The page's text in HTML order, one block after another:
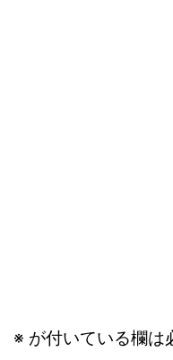
※ が付いている欄は